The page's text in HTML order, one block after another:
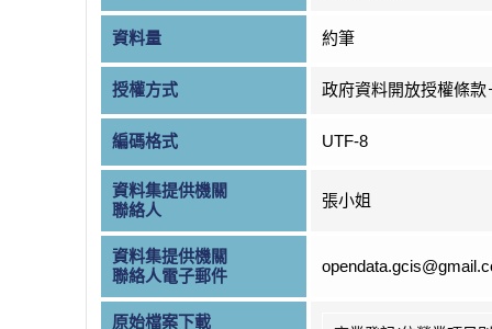
資料量 約筆
授權方式 政府資料開放授權條款
編碼格式 UTF-8
資料集提供機關
聯絡人
張小姐
資料集提供機關
聯絡人電子郵件
原始檔案下載